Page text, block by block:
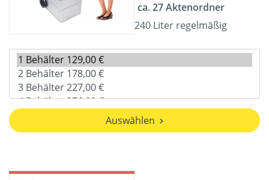
ca. 27 Aktenordner
240 Liter regelmäßig
Auswählen